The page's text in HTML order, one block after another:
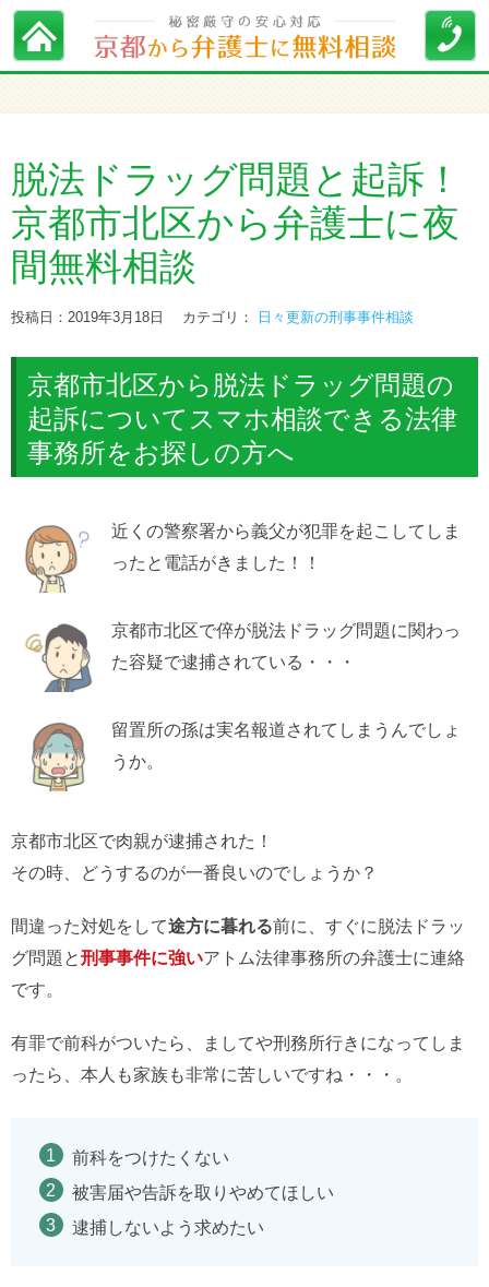
脱法ドラッグ問題と起訴！
京都市北区から弁護士に夜
間無料相談
投稿日：2019年3月18日 カテゴリ： 日々更新の刑事事件相談
京都市北区から脱法ドラッグ問題の
起訴についてスマホ相談できる法律
事務所をお探しの方へ
近くの警察署から義父が犯罪を起こしてしま
ったと電話がきました！！
京都市北区で倅が脱法ドラッグ問題に関わっ
た容疑で逮捕されている・・・
留置所の孫は実名報道されてしまうんでしょ
うか。
京都市北区で肉親が逮捕された！
その時、どうするのが一番良いのでしょうか？
間違った対処をして途方に暮れる前に、すぐに脱法ドラッ
グ問題と刑事事件に強いアトム法律事務所の弁護士に連絡
です。
有罪で前科がついたら、ましてや刑務所行きになってしま
ったら、本人も家族も非常に苦しいですね・・・。
前科をつけたくない
被害届や告訴を取りやめてほしい
逮捕しないよう求めたい